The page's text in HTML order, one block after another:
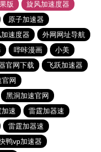
版
旋风加速度器
原子加速器
速度器
外网网址导航
哔咔漫画
小美
官网下载
飞跃加速器
官网
黑洞加速官网
速
雷霆加器速
雷霆加器速
鸭vp加速器